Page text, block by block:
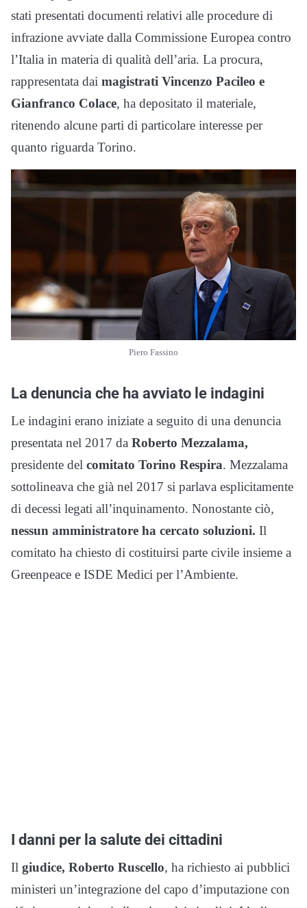
stati presentati documenti relativi alle procedure di
infrazione avviate dalla Commissione Europea contro
l’Italia in materia di qualità dell’aria. La procura,
rappresentata dai magistrati Vincenzo Pacileo e
Gianfranco Colace, ha depositato il materiale,
ritenendo alcune parti di particolare interesse per
quanto riguarda Torino.
Piero Fassino
La denuncia che ha avviato le indagini
Le indagini erano iniziate a seguito di una denuncia
presentata nel 2017 da Roberto Mezzalama,
presidente del comitato Torino Respira. Mezzalama
sottolineava che già nel 2017 si parlava esplicitamente
di decessi legati all’inquinamento. Nonostante ciò,
nessun amministratore ha cercato soluzioni. Il
comitato ha chiesto di costituirsi parte civile insieme a
Greenpeace e ISDE Medici per l’Ambiente.
I danni per la salute dei cittadini
Il giudice, Roberto Ruscello, ha richiesto ai pubblici
ministeri un’integrazione del capo d’imputazione con